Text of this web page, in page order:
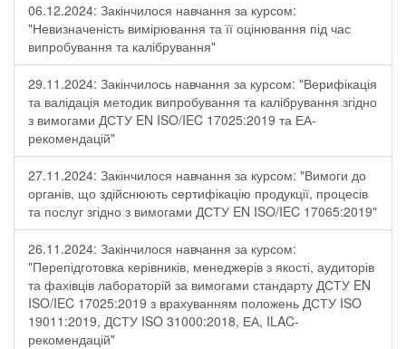
06.12.2024: Закінчилося навчання за курсом:
"Невизначеність вимірювання та її оцінювання під час
випробування та калібрування"
29.11.2024: Закінчилось навчання за курсом: "Верифікація
та валідація методик випробування та калібрування згідно
з вимогами ДСТУ EN ISO/IEC 17025:2019 та ЕА-
рекомендацій"
27.11.2024: Закінчилося навчання за курсом: "Вимоги до
органів, що здійснюють сертифікацію продукції, процесів
та послуг згідно з вимогами ДСТУ EN ISO/IEC 17065:2019"
26.11.2024: Закінчилося навчання за курсом:
"Перепідготовка керівників, менеджерів з якості, аудиторів
та фахівців лабораторій за вимогами стандарту ДСТУ EN
ISO/IEC 17025:2019 з врахуванням положень ДСТУ ISO
19011:2019, ДСТУ ISO 31000:2018, ЕА, ILAC-
рекомендацій"